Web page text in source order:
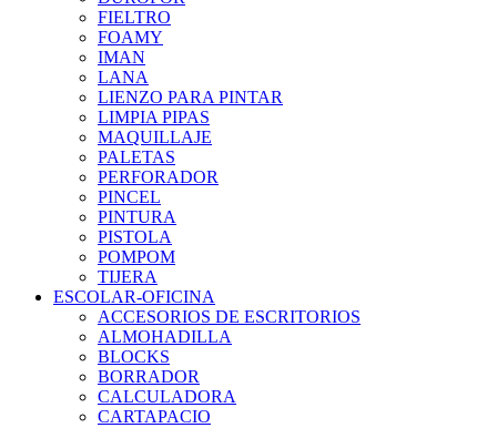
FIELTRO
FOAMY
IMAN
LANA
LIENZO PARA PINTAR
LIMPIA PIPAS
MAQUILLAJE
PALETAS
PERFORADOR
PINCEL
PINTURA
PISTOLA
POMPOM
TIJERA
ESCOLAR-OFICINA
ACCESORIOS DE ESCRITORIOS
ALMOHADILLA
BLOCKS
BORRADOR
CALCULADORA
CARTAPACIO